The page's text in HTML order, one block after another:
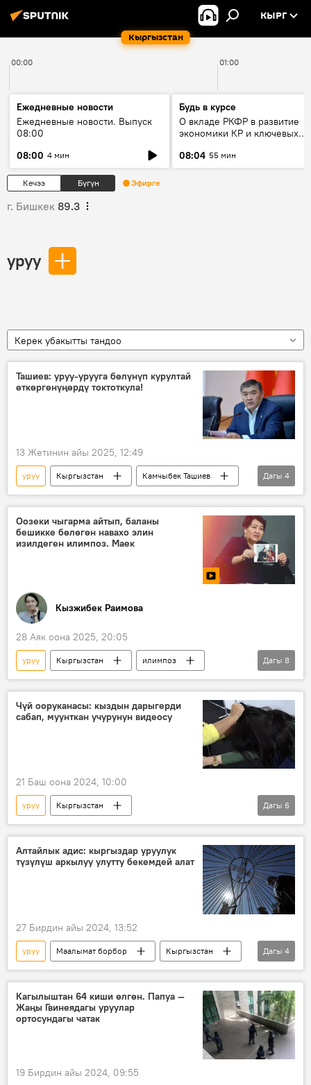
Кыргызстан
КЫРГ
00:00 01:00
Ежедневные новости
Ежедневные новости. Выпуск
08:00
08:00 4 мин
Будь в курсе
О вкладе РКФР в развитие
экономики КР и ключевых
08:04 55 мин
Кечээ Бүгүн Эфирге
г. Бишкек 89.3
уруу
Керек убакытты тандоо
Ташиев: уруу-урууга бөлүнүп курултай
өткөргөнүңөрдү токтоткула!
13 Жетинин айы 2025, 12:49
уруу Кыргызстан
Камчыбек Ташиев
УКМК
мамлекет
бөлүнүү
тууганчылык
Дагы 4
Оозеки чыгарма айтып, баланы
бешикке бөлөгөн навахо элин
изилдеген илимпоз. Маек
Кызжибек Раимова
28 Аяк оона 2025, 20:05
уруу Кыргызстан
илимпоз
маек
Боз үй
көчмөн
Видео
видеомаек
АКШ
Америка
Аризона штаты
Дагы 8
Чүй ооруканасы: кыздын дарыгерди
сабап, муунткан учурунун видеосу
21 Баш оона 2024, 10:00
уруу
Кыргызстан
Чүй облустук ооруканасы
Чүй облусу
дарыгер
ичимдик
уулануу
милиция
Дагы 6
Алтайлык адис: кыргыздар уруулук
түзүлүш аркылуу улутту бекемдей алат
27 Бирдин айы 2024, 13:52
уруу Маалымат борбор
Кыргызстан
Алтай крайы
улут
кыргыздар
Бронтой Бедюров
Дагы 4
Кагылыштан 64 киши өлгөн. Папуа —
Жаңы Гвинеядагы уруулар
ортосундагы чатак
19 Бирдин айы 2024, 09:55